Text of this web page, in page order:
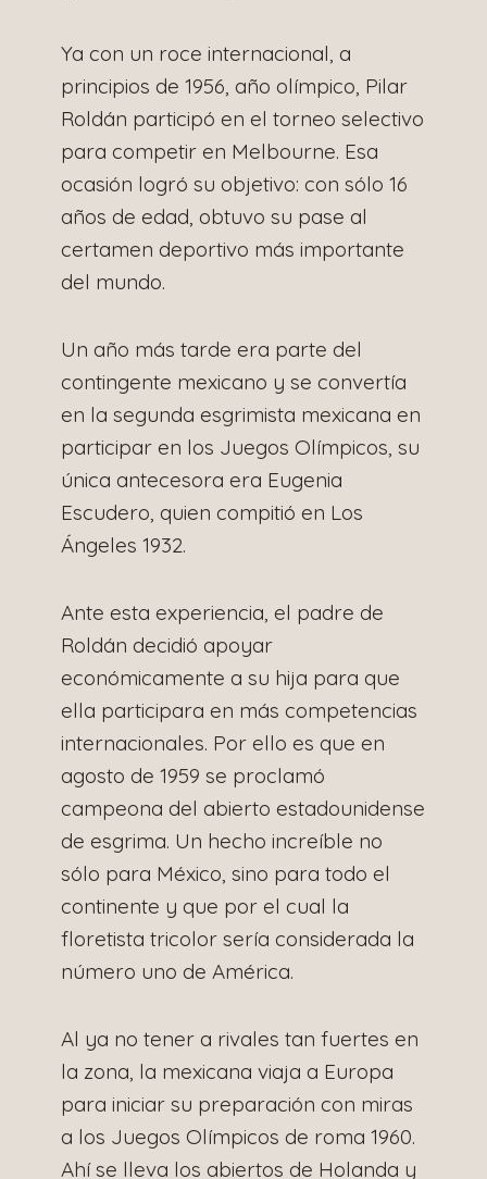
Ya con un roce internacional, a
principios de 1956, año olímpico, Pilar
Roldán participó en el torneo selectivo
para competir en Melbourne. Esa
ocasión logró su objetivo: con sólo 16
años de edad, obtuvo su pase al
certamen deportivo más importante
del mundo.
Un año más tarde era parte del
contingente mexicano y se convertía
en la segunda esgrimista mexicana en
participar en los Juegos Olímpicos, su
única antecesora era Eugenia
Escudero, quien compitió en Los
Ángeles 1932.
Ante esta experiencia, el padre de
Roldán decidió apoyar
económicamente a su hija para que
ella participara en más competencias
internacionales. Por ello es que en
agosto de 1959 se proclamó
campeona del abierto estadounidense
de esgrima. Un hecho increíble no
sólo para México, sino para todo el
continente y que por el cual la
floretista tricolor sería considerada la
número uno de América.
Al ya no tener a rivales tan fuertes en
la zona, la mexicana viaja a Europa
para iniciar su preparación con miras
a los Juegos Olímpicos de roma 1960.
Ahí se lleva los abiertos de Holanda y